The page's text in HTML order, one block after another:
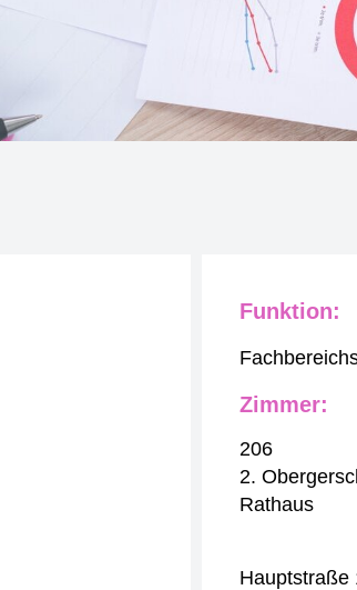
Funktion:
Zimmer:
206
2.
Rathaus
Hauptstraße